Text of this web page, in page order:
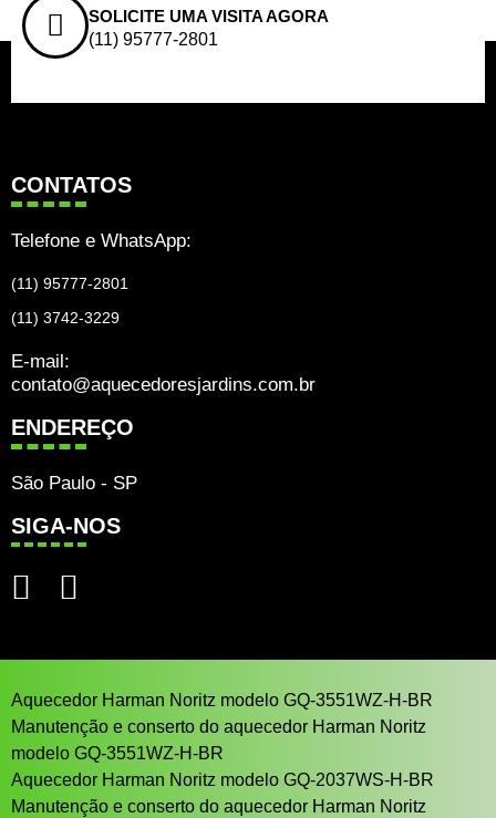
SOLICITE UMA VISITA AGORA
(11) 95777-2801
CONTATOS
Telefone e WhatsApp:
(11) 95777-2801
(11) 3742-3229
E-mail:
contato@aquecedoresjardins.com.br
ENDEREÇO
São Paulo - SP
SIGA-NOS
Aquecedor Harman Noritz modelo GQ-3551WZ-H-BR
Manutenção e conserto do aquecedor Harman Noritz
modelo GQ-3551WZ-H-BR
Aquecedor Harman Noritz modelo GQ-2037WS-H-BR
Manutenção e conserto do aquecedor Harman Noritz